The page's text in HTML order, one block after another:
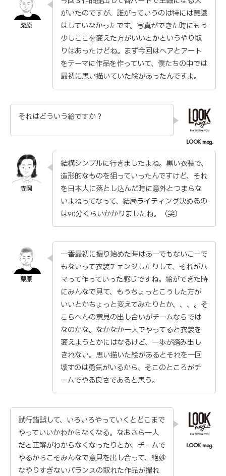
がいたのですが、誰がっていうのは特には意識
はしていなかったです。写真ができた時にもう
少しここを変えた方がいいとかというやり取
りはあったけどね。まず今回はヘアとアート
をテーマに作品を作っていて、僕たちの中では
最初に思い描いていた絵があったんですよ。
それはどういう絵ですか？
結構シンプルに行きましたよね。黒い衣装で、
造形的なものを狙っていったんですけど、それ
を日本人に落とし込んだ時に意外とつまらな
いよねってなって、結局ライティング決めるの
は90分くらいかかりましたね。（笑）
一番最初に撮り始めた時はあーでもないこーで
もないって衣装チェンジしたりして、それがハ
マって作っていった感じですね。絵ができた時
にみんなで見て、もうちょっとこうした方が
いいとかちょっと変えてみたりとか、、、。そ
こらへんの意見の出し合いがチームならでは
なのかな。なかなか一人でやってると衣装を
変えようとかにはなるけど、一歩が踏み出し
きれない。思い描いた絵があるとそれを一回
壊すのは勇気がいるから、そこのところがチ
ームでやる良さであると思う。
試行錯誤して、いろいろやっていくとどこまで
やっていいかわからなくなる。なおさら一人
だと正解がわからなくなったりとか、チームで
やるからこそみんなで意見を出し合って、絶妙
なやりすぎないバランスの取れた作品が撮れ